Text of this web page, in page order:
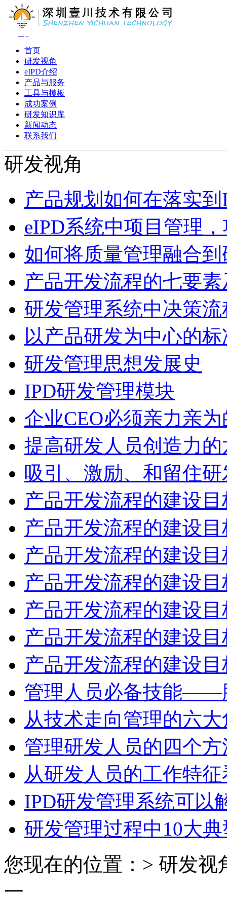
首页
研发视角
eIPD介绍
产品与服务
工具与模板
成功案例
研发知识库
新闻动态
联系我们
研发视角
产品规划如何在落实
eIPD系统中项目管理
如何将质量管理融合
产品开发流程的七要
研发管理系统中决策
以产品研发为中心的
研发管理思想发展史
IPD研发管理模块
企业CEO必须亲力亲
提高研发人员创造力
吸引、激励、和留住
产品开发流程的建设
产品开发流程的建设
产品开发流程的建设
产品开发流程的建设
产品开发流程的建设
产品开发流程的建设
产品开发流程的建设
管理人员必备技能——
从技术走向管理的六
管理研发人员的四个方
从研发人员的工作特
IPD研发管理系统可以
研发管理过程中10大
您现在的位置：> 研发
一